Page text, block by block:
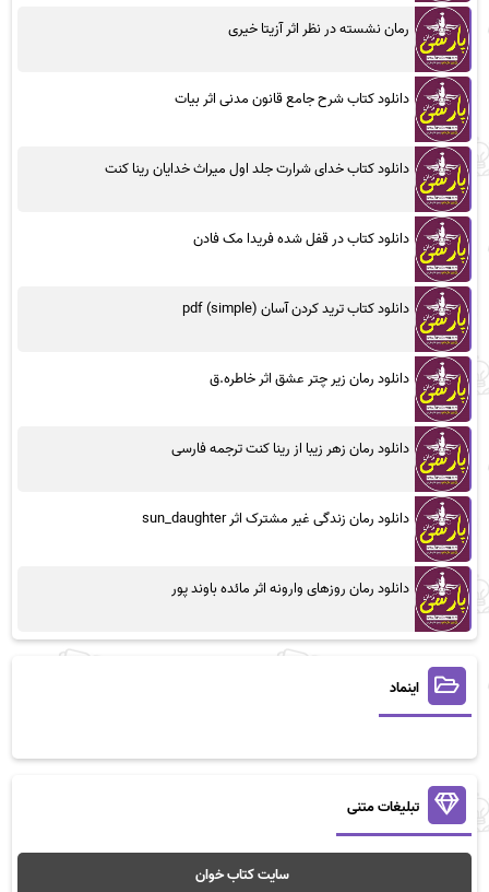
رمان نشسته در نظر اثر آزیتا خیری
دانلود کتاب شرح جامع قانون مدنی اثر بیات
دانلود کتاب خدای شرارت جلد اول میراث خدایان رینا کنت
دانلود کتاب در قفل شده فریدا مک فادن
دانلود کتاب ترید کردن آسان (simple) pdf
دانلود رمان زیر چتر عشق اثر خاطره.ق
دانلود رمان زهر زیبا از رینا کنت ترجمه فارسی
دانلود رمان زندگی غیر مشترک اثر sun_daughter
دانلود رمان روزهای وارونه اثر مائده باوند پور
اینماد
تبلیغات متنی
سایت کتاب خوان